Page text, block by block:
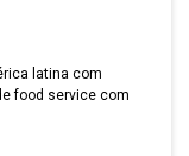
latina com
food service com